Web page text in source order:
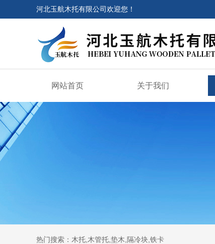
河北玉航木托有限公司欢迎您！
网站首页 关于我们
热门搜索：木托,木管托,垫木,隔冷块,铁卡